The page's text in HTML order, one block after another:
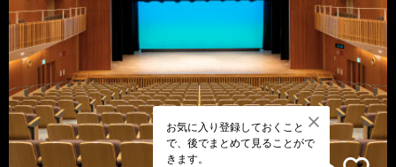
お気に入り登録しておくこと
で、後でまとめて見ることがで
きます。